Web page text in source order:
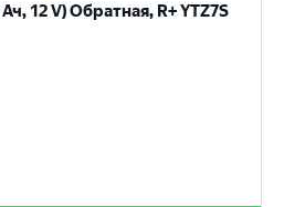
12 V) Обратная, R+ YTZ7S